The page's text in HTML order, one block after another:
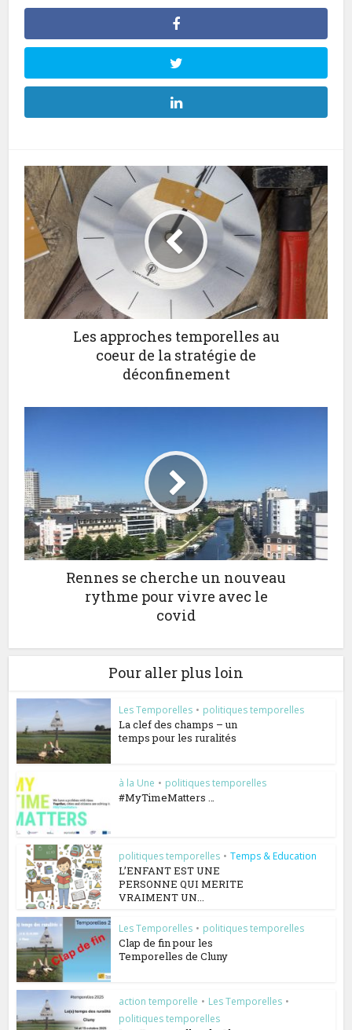
Les approches temporelles au
coeur de la stratégie de
déconfinement
Rennes se cherche un nouveau
rythme pour vivre avec le
covid
Pour aller plus loin
Les Temporelles • politiques temporelles
La clef des champs – un
temps pour les ruralités
à la Une • politiques temporelles
#MyTimeMatters …
politiques temporelles • Temps & Education
L’ENFANT EST UNE
PERSONNE QUI MERITE
VRAIMENT UN...
Les Temporelles • politiques temporelles
Clap de fin pour les
Temporelles de Cluny
action temporelle • Les Temporelles •
politiques temporelles